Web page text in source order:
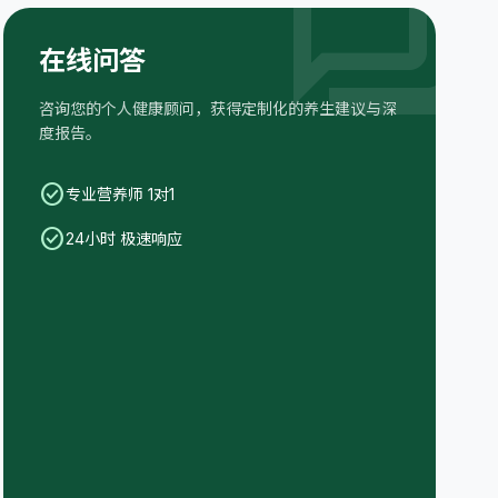
sports_basketball每天运动一小时
nutrition青少年营养要点 forum
在线问答
咨询您的个人健康顾问，获得定制化的养生建议与深
度报告。
check_circle专业营养师 1对1
check_circle24小时 极速响应